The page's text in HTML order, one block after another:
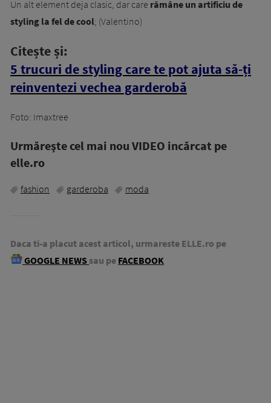
Un alt element deja clasic, dar care rămâne un artificiu de
styling la fel de cool; (Valentino)
Citește și:
5 trucuri de styling care te pot ajuta să-ți
reinventezi vechea garderobă
Foto: Imaxtree
Urmăreşte cel mai nou VIDEO incărcat pe
elle.ro
fashion garderoba moda
Daca ti-a placut acest articol, urmareste ELLE.ro pe
GOOGLE NEWS sau pe FACEBOOK